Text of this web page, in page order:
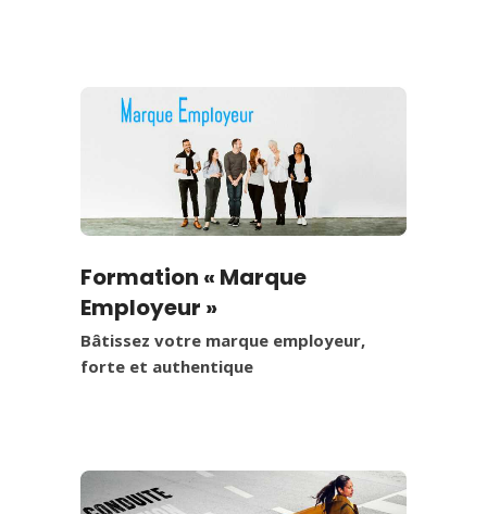
Formation « Marque
Employeur »
Bâtissez votre marque employeur,
forte et authentique